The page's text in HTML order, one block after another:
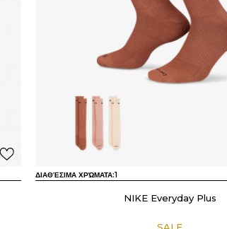
ΔΙΑΘΈΣΙΜΑ ΧΡΏΜΑΤΑ:1
NIKE Everyday Plus